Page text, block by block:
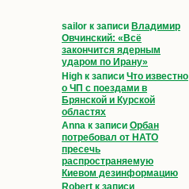
sailor к записи Владимир
Овчинский: «Всё
закончится ядерным
ударом по Ирану»
High к записи Что известно
о ЧП с поездами в
Брянской и Курской
областях
Anna к записи Орбан
потребовал от НАТО
пресечь
распространяемую
Киевом дезинформацию